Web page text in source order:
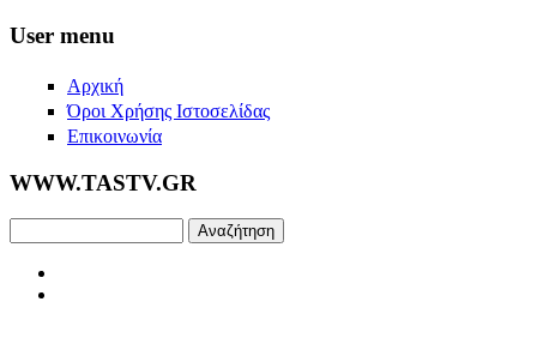
Skip to main content
User menu
Αρχική
Όροι Χρήσης Ιστοσελίδας
Επικοινωνία
WWW.TASTV.GR